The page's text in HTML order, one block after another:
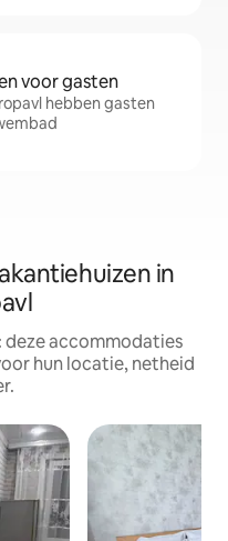
voor gasten
hebben gasten
in
deze accommodaties
hun locatie, netheid